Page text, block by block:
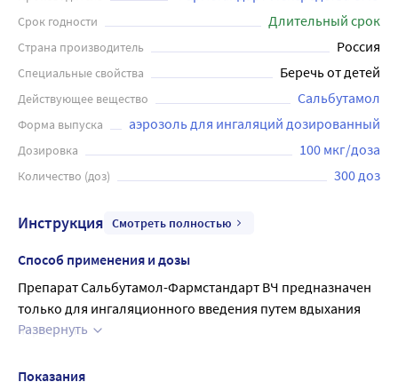
Срок годности Длительный срок
Страна производитель Россия
Специальные свойства Беречь от детей
Действующее вещество Сальбутамол
Форма выпуска аэрозоль для ингаляций дозированный
Дозировка 100 мкг/доза
Количество (доз) 300 доз
Инструкция Смотреть полностью
Способ применения и дозы
Препарат Сальбутамол-Фармстандарт ВЧ предназначен
только для ингаляционного введения путем вдыхания
через рот.
адренорецепторов может являться признаком
Развернуть
Показания